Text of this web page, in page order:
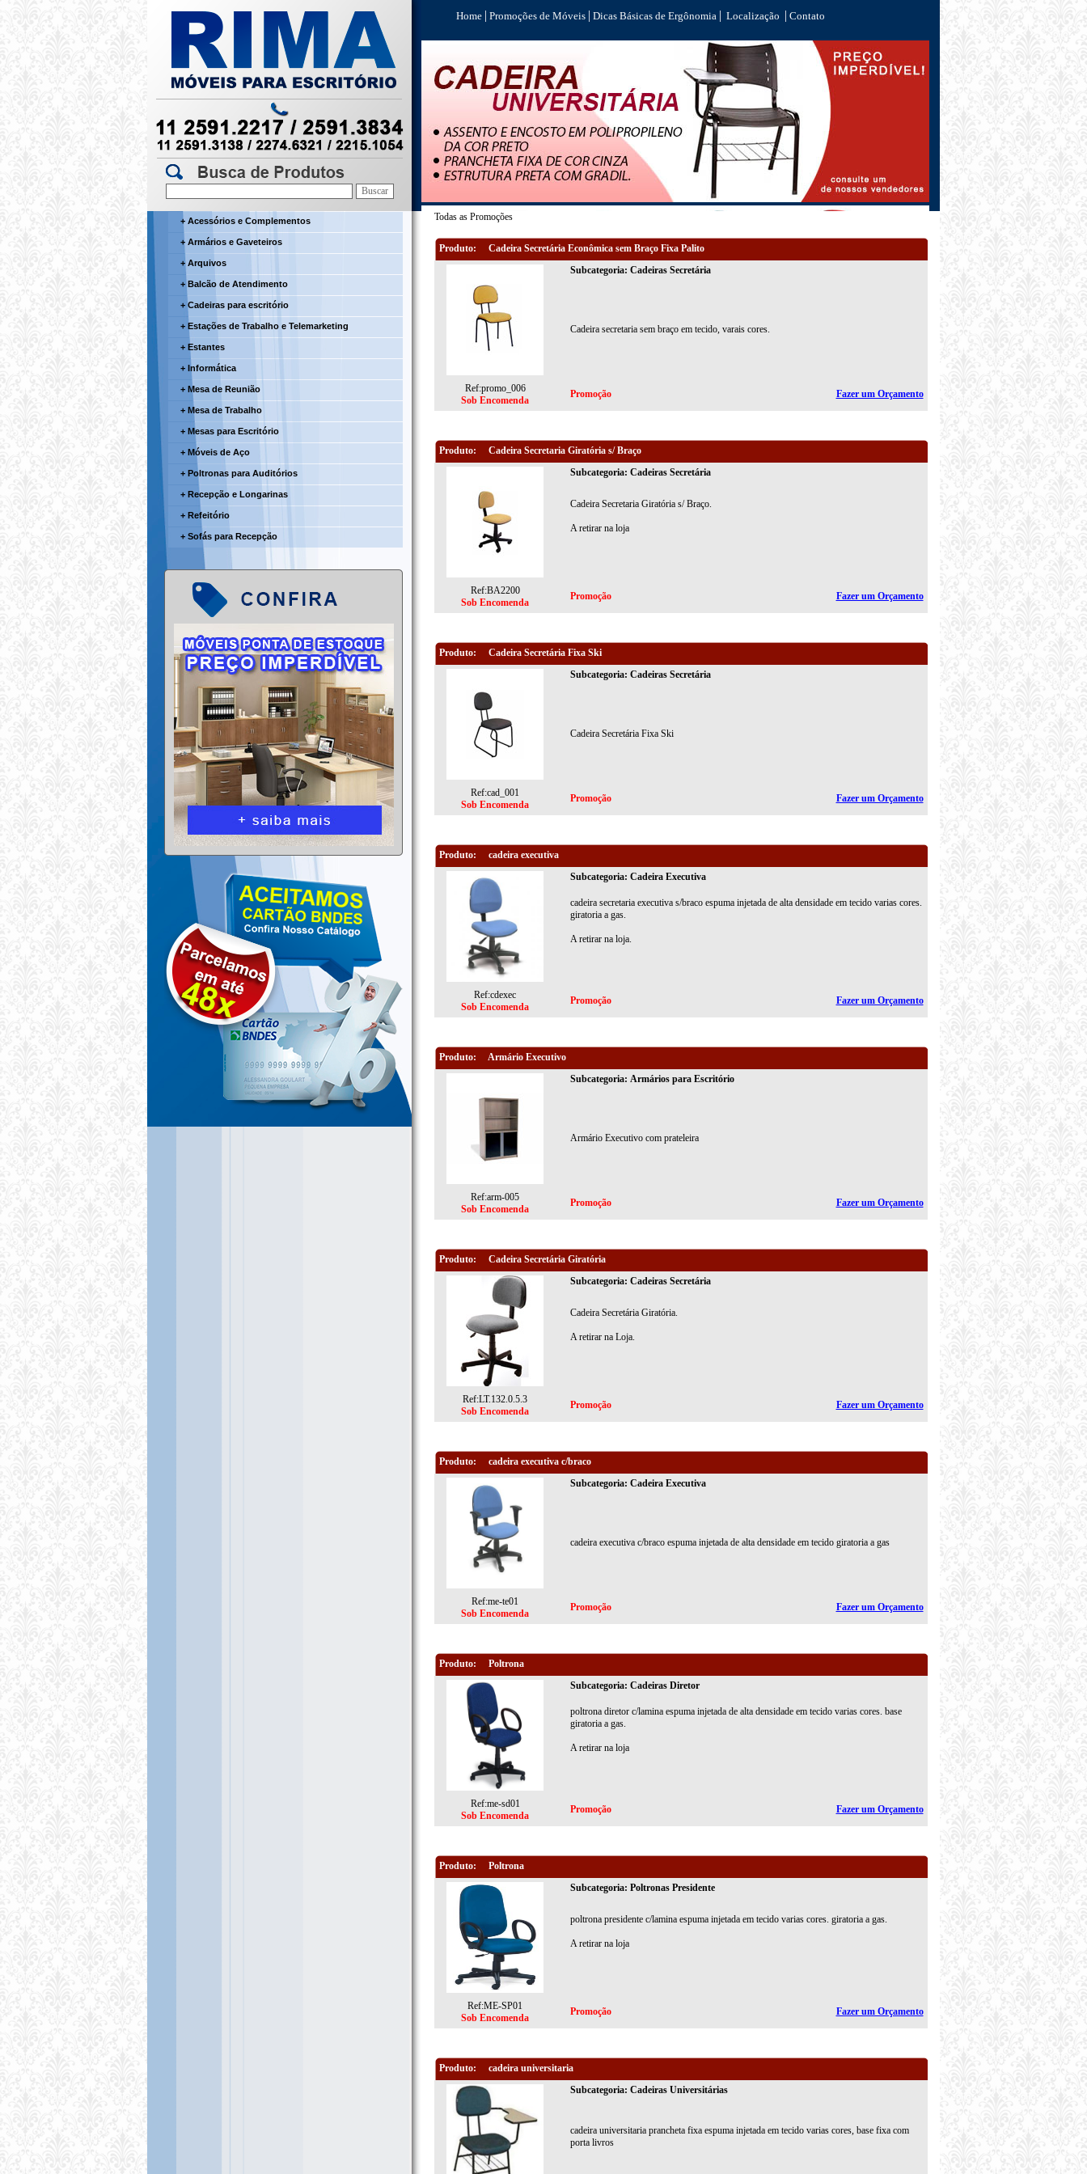
Home | Promoções de Móveis | Dicas Básicas de Ergônomia | Localização | Contato
+ Acessórios e Complementos
+ Armários e Gaveteiros
+ Arquivos
+ Balcão de Atendimento
+ Cadeiras para escritório
+ Estações de Trabalho e Telemarketing
+ Estantes
+ Informática
+ Mesa de Reunião
+ Mesa de Trabalho
+ Mesas para Escritório
+ Móveis de Aço
+ Poltronas para Auditórios
+ Recepção e Longarinas
+ Refeitório
+ Sofás para Recepção
Todas as Promoções
Produto:
Cadeira Secretária Econômica sem Braço Fixa Palito
Subcategoria: Cadeiras Secretária
Cadeira secretaria sem braço em tecido, varais cores.
Ref:promo_006
Sob Encomenda
Promoção Fazer um Orçamento
Produto:
Cadeira Secretaria Giratória s/ Braço
Subcategoria: Cadeiras Secretária
Cadeira Secretaria Giratória s/ Braço.
A retirar na loja
Ref:BA2200
Sob Encomenda
Promoção Fazer um Orçamento
Produto:
Cadeira Secretária Fixa Ski
Subcategoria: Cadeiras Secretária
Cadeira Secretária Fixa Ski
Ref:cad_001
Sob Encomenda
Promoção Fazer um Orçamento
Produto:
cadeira executiva
Subcategoria: Cadeira Executiva
cadeira secretaria executiva s/braco espuma injetada de alta densidade em tecido varias cores.
giratoria a gas.
A retirar na loja.
Ref:cdexec
Sob Encomenda
Promoção Fazer um Orçamento
Produto:
Armário Executivo
Subcategoria: Armários para Escritório
Armário Executivo com prateleira
Ref:arm-005
Sob Encomenda
Promoção Fazer um Orçamento
Produto:
Cadeira Secretária Giratória
Subcategoria: Cadeiras Secretária
Cadeira Secretária Giratória.
A retirar na Loja.
Ref:LT.132.0.5.3
Sob Encomenda
Promoção Fazer um Orçamento
Produto:
cadeira executiva c/braco
Subcategoria: Cadeira Executiva
cadeira executiva c/braco espuma injetada de alta densidade em tecido giratoria a gas
Ref:me-te01
Sob Encomenda
Promoção Fazer um Orçamento
Produto:
Poltrona
Subcategoria: Cadeiras Diretor
poltrona diretor c/lamina espuma injetada de alta densidade em tecido varias cores. base
giratoria a gas.
A retirar na loja
Ref:me-sd01
Sob Encomenda
Promoção Fazer um Orçamento
Produto:
Poltrona
Subcategoria: Poltronas Presidente
poltrona presidente c/lamina espuma injetada em tecido varias cores. giratoria a gas.
A retirar na loja
Ref:ME-SP01
Sob Encomenda
Promoção Fazer um Orçamento
Produto:
cadeira universitaria
Subcategoria: Cadeiras Universitárias
cadeira universitaria prancheta fixa espuma injetada em tecido varias cores, base fixa com
porta livros